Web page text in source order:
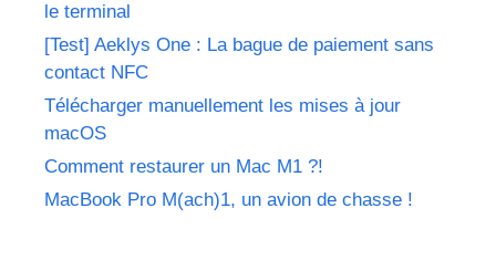
le terminal
[Test] Aeklys One : La bague de paiement sans
contact NFC
Télécharger manuellement les mises à jour
macOS
Comment restaurer un Mac M1 ?!
MacBook Pro M(ach)1, un avion de chasse !